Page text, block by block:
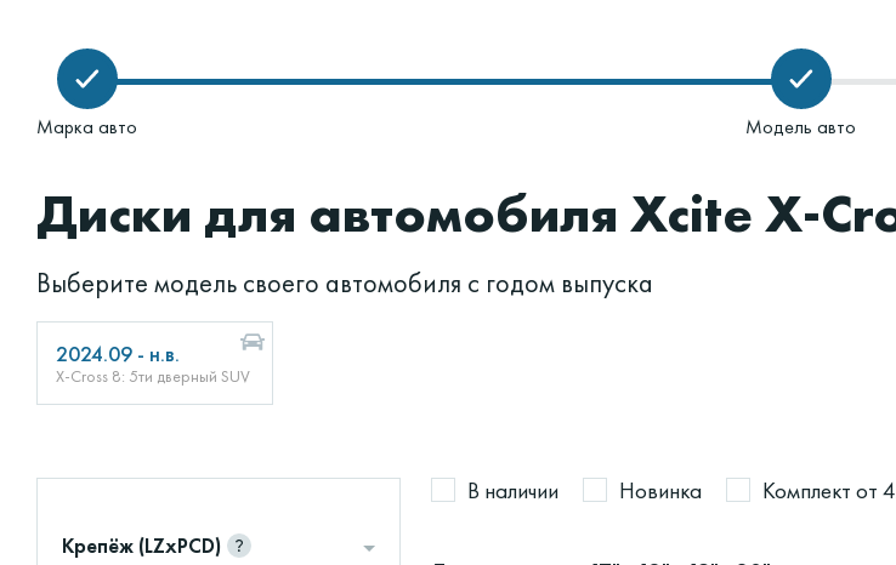
Марка авто Модель авто
Диски для автомобиля Xcite X-
Выберите модель своего автомобиля с годом выпуска
2024.09 - н.в.
X-Cross 8: 5ти дверный SUV
Крепёж (LZxPCD)
В наличии Новинка Комплект от